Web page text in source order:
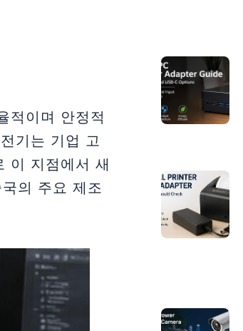
적이며 안정적
기는 기업 고
이 지점에서 새
의 주요 제조